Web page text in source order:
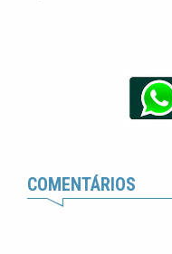
COMENTÁRIOS